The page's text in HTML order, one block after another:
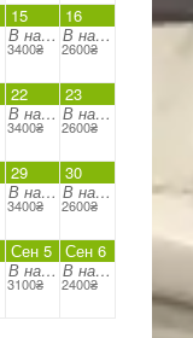
15
В наличии
3400₴
16
В наличии
2600₴
22
В наличии
3400₴
23
В наличии
2600₴
29
В наличии
3400₴
30
В наличии
2600₴
Сен 5
В наличии
3100₴
Сен 6
В наличии
2400₴